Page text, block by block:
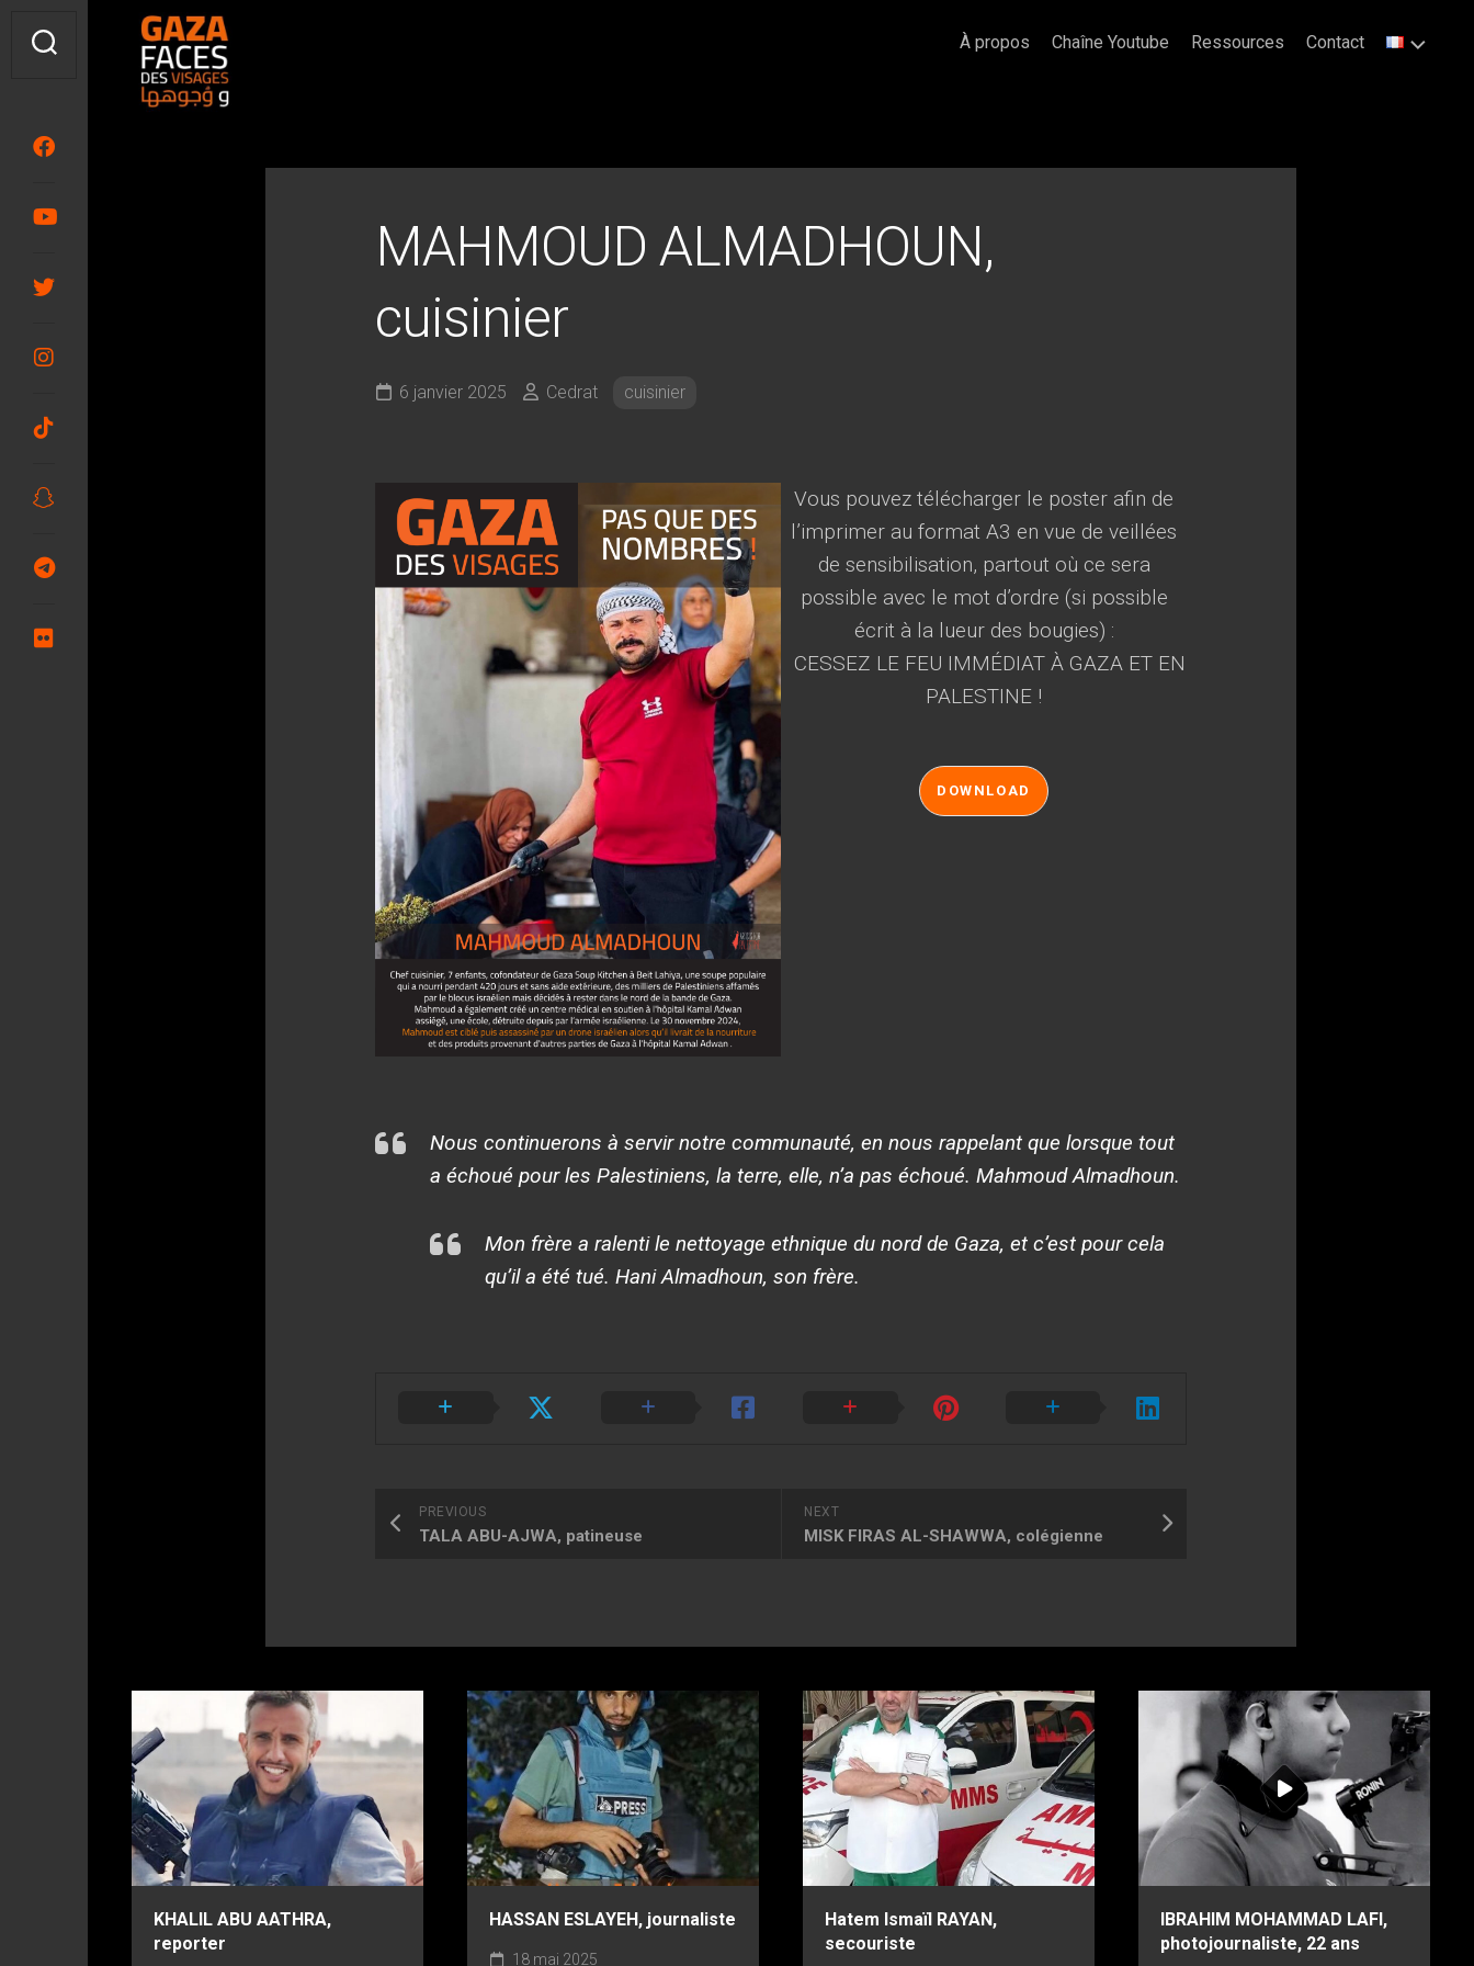
content
À propos Chaîne Youtube Ressources Contact
MAHMOUD ALMADHOUN,
cuisinier
6 janvier 2025 Cedrat cuisinier
Vous pouvez télécharger le poster afin de
l’imprimer au format A3 en vue de veillées
de sensibilisation, partout où ce sera
possible avec le mot d’ordre (si possible
écrit à la lueur des bougies) :
CESSEZ LE FEU IMMÉDIAT À GAZA ET EN
PALESTINE !
DOWNLOAD
Nous continuerons à servir notre communauté, en nous rappelant que lorsque tout
a échoué pour les Palestiniens, la terre, elle, n’a pas échoué. Mahmoud Almadhoun.
Mon frère a ralenti le nettoyage ethnique du nord de Gaza, et c’est pour cela
qu’il a été tué. Hani Almadhoun, son frère.
NEXT
MISK FIRAS AL-SHAWWA, colégienne
PREVIOUS
TALA ABU-AJWA, patineuse
‎KHALIL ABU AATHRA,
reporter
HASSAN ESLAYEH, journaliste
18 mai 2025
Hatem Ismaïl RAYAN,
secouriste
IBRAHIM MOHAMMAD LAFI,
photojournaliste, 22 ans